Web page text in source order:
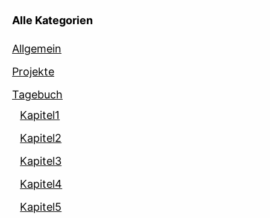
Alle Kategorien
Allgemein
Projekte
Tagebuch
Kapitel1
Kapitel2
Kapitel3
Kapitel4
Kapitel5